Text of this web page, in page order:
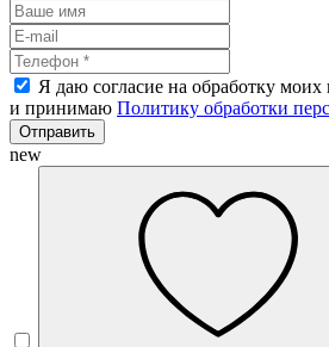
Я даю согласие на обработку
и принимаю Политику обработки
Отправить
new